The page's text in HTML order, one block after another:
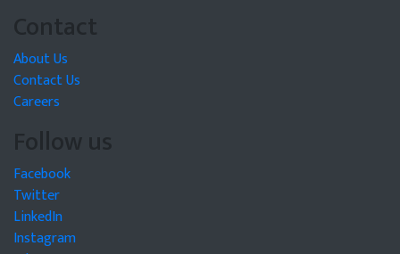
Contact
About Us
Contact Us
Careers
Follow us
Facebook
Twitter
LinkedIn
Instagram